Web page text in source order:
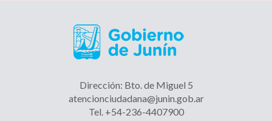
Dirección: Bto. de Miguel 5
atencionciudadana@junin.gob.ar
Tel. +54-236-4407900